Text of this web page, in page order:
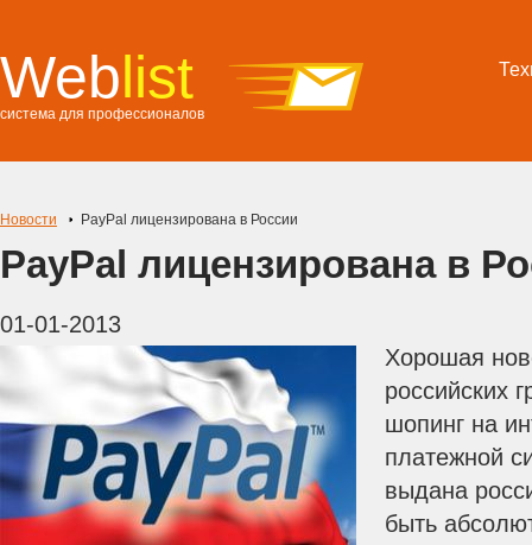
Weblist
система для профессионалов
Новости PayPal лицензирована в России
PayPal лицензирована в
01-01-2013
Хорошая
российских
шопинг на
платежной
выдана
быть